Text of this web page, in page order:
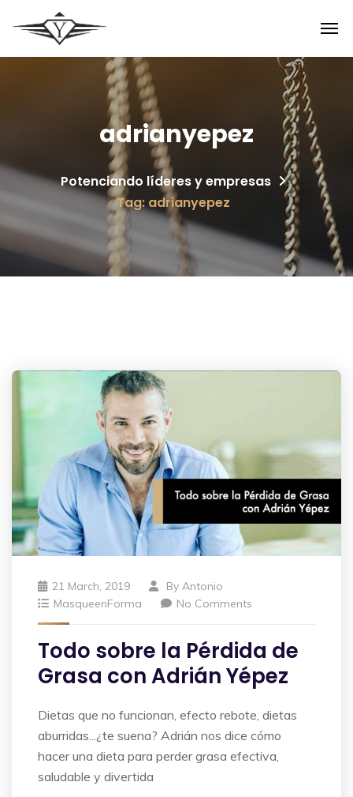
adrianyepez
Potenciando líderes y empresas
Tag: adrianyepez
21 March, 2019 By Antonio
MasqueenForma
No Comments
Todo sobre la Pérdida de
Grasa con Adrián Yépez
Dietas que no funcionan, efecto rebote, dietas
aburridas...¿te suena? Adrián nos dice cómo
hacer una dieta para perder grasa efectiva,
saludable y divertida